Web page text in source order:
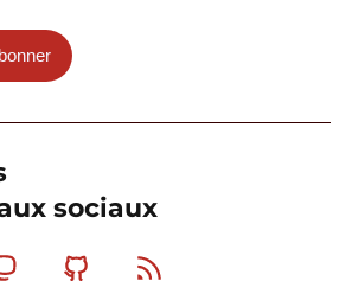
sociaux
MastodonGithub